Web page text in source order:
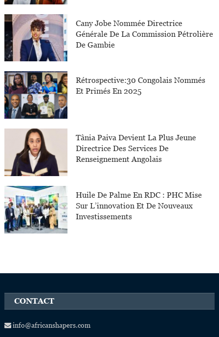
Cany Jobe Nommée Directrice
Générale De La Commission Pétrolière
De Gambie
Rétrospective:30 Congolais Nommés
Et Primés En 2025
Tânia Paiva Devient La Plus Jeune
Directrice Des Services De
Renseignement Angolais
Huile De Palme En RDC : PHC Mise
Sur L’innovation Et De Nouveaux
Investissements
CONTACT
info@africanshapers.com